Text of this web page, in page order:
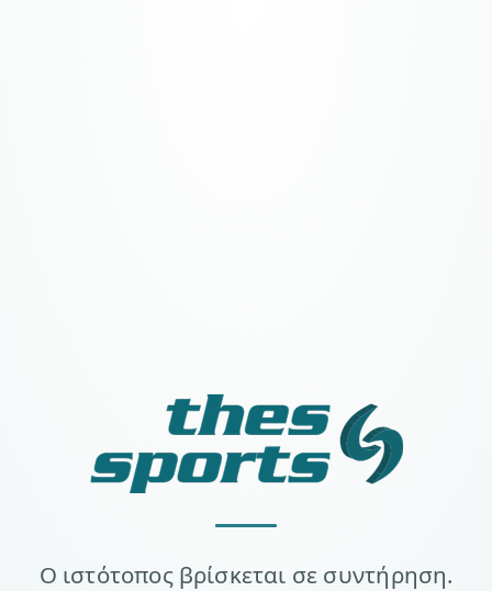
Ο ιστότοπος βρίσκεται σε συντήρηση.